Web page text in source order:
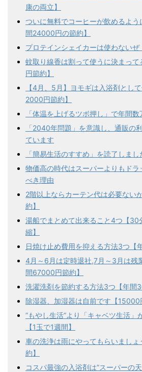
康の両立】
ついに無料でコーヒーが飲めるよ
間24000円の節約】
プロテインシェイカーは使わないぜ
蚊取り線香は割って使うに決まっ
円節約】
【4月、5月】ヨモギは入浴剤とし
2000円節約】
「体温を上げるツボ押し」で年間数
「2040年問題」を意識し、通販の
ています
「簡易生活のすすめ」を読了しまし
物価高の時代はスーパーよりもドラ
べき理由
2階以上ならカーテン代は必要ない
約】
湯船でまとめて出来ること4つ【30
縮】
日焼け止め費用を抑える方法3つ【
4月～6月は定時退社,7月～3月は残
間67000円節約】
洗濯洗剤を節約する方法3つ【年間
除湿器、加湿器は自前です【15000
”もやし生活”より「キャベツ生活」
【1玉で1週間】
車の洗浄は雨にやってもらいまし
約】
コスパ最強の入浴剤は”スーパーの